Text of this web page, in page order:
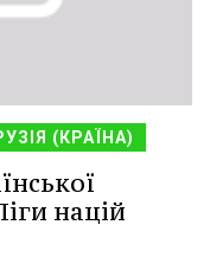
(КРАЇНА)
націй